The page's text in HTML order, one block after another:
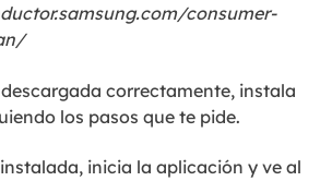
consumer-
correctamente, instala
los pasos que te pide.
inicia la aplicación y ve al